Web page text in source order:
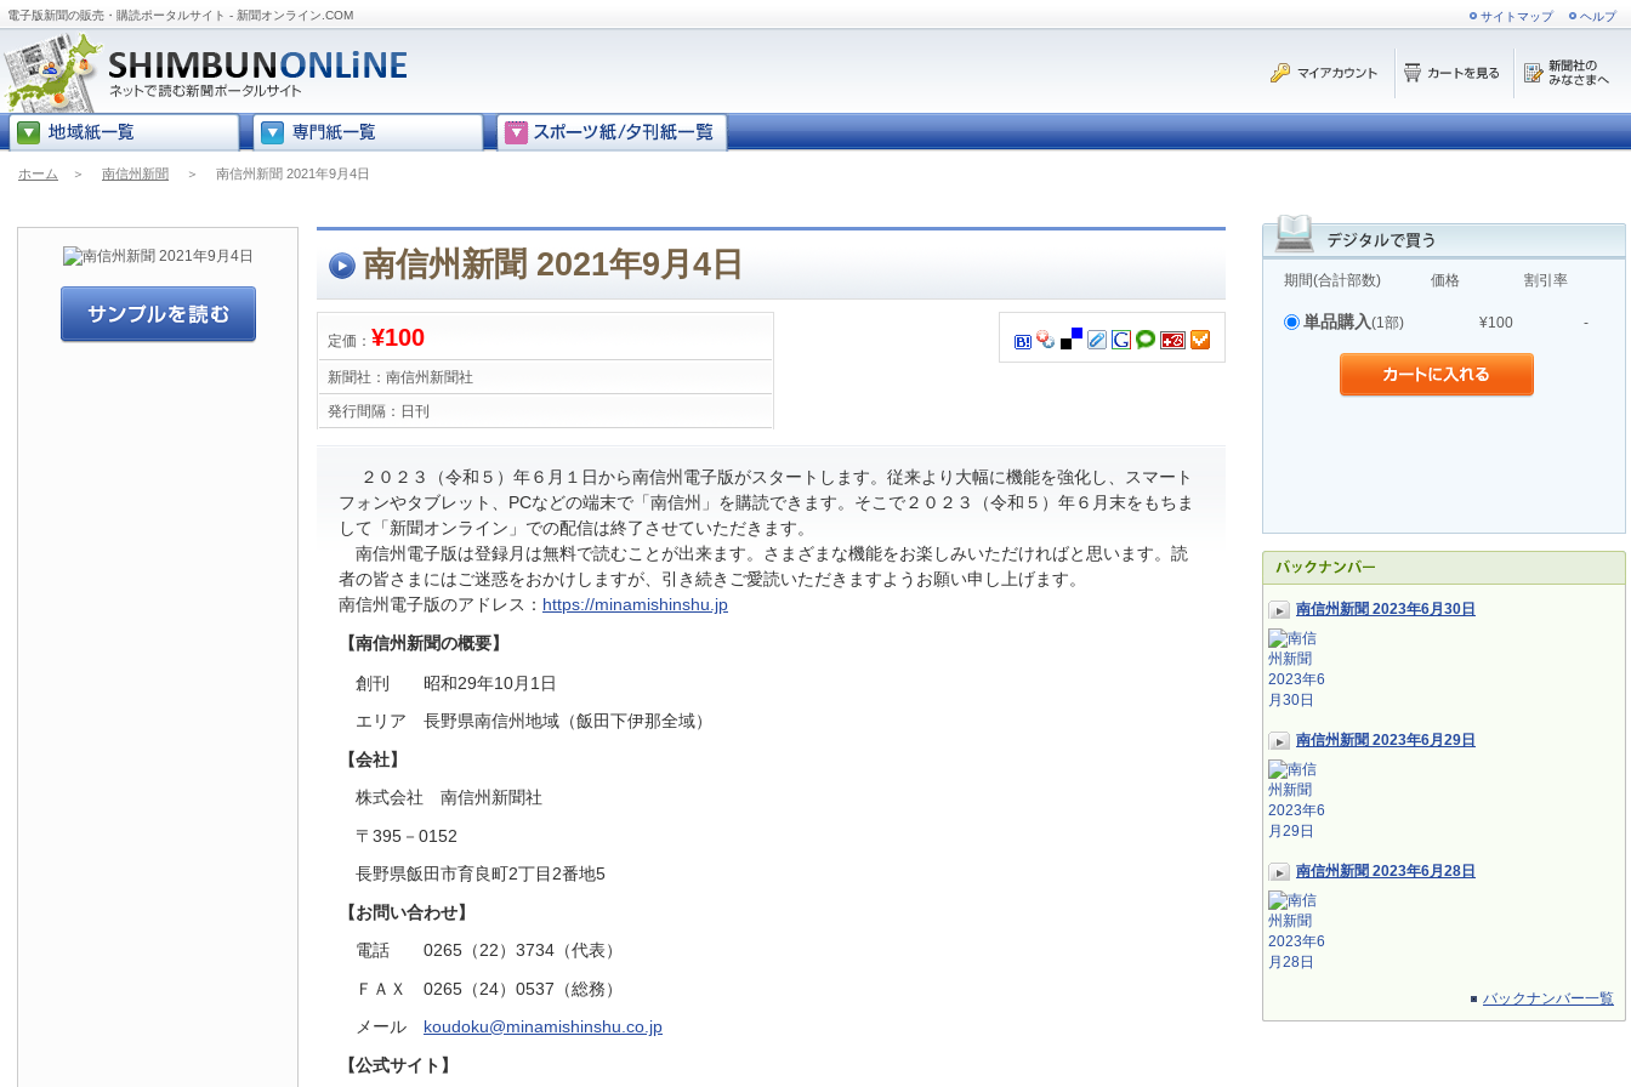
電子版新聞の販売・購読ポータルサイト - 新聞オンライン.COM サイトマップ ヘルプ
ホーム ＞ 南信州新聞 ＞ 南信州新聞 2021年9月4日
期間(合計部数) 価格 割引率
単品購入(1部) ¥100 -
南信州新聞 2023年6月30日
南信州新聞 2023年6月29日
南信州新聞 2023年6月28日
バックナンバー一覧
南信州新聞 2021年9月4日
定価： ¥100
新聞社： 南信州新聞社
発行間隔： 日刊
２０２３（令和５）年６月１日から南信州電子版がスタートします。従来より大幅に機能を強化し、スマート
フォンやタブレット、PCなどの端末で「南信州」を購読できます。そこで２０２３（令和５）年６月末をもちま
して「新聞オンライン」での配信は終了させていただきます。
南信州電子版は登録月は無料で読むことが出来ます。さまざまな機能をお楽しみいただければと思います。読
者の皆さまにはご迷惑をおかけしますが、引き続きご愛読いただきますようお願い申し上げます。
南信州電子版のアドレス： https://minamishinshu.jp
【南信州新聞の概要】
創刊 昭和29年10月1日
エリア 長野県南信州地域（飯田下伊那全域）
【会社】
株式会社 南信州新聞社
〒395－0152
長野県飯田市育良町2丁目2番地5
【お問い合わせ】
電話 0265（22）3734（代表）
ＦＡＸ 0265（24）0537（総務）
メール koudoku@minamishinshu.co.jp
【公式サイト】